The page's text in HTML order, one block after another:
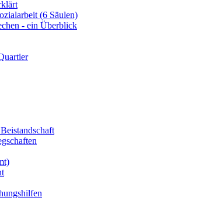
(6 Säulen)
- ein Überblick